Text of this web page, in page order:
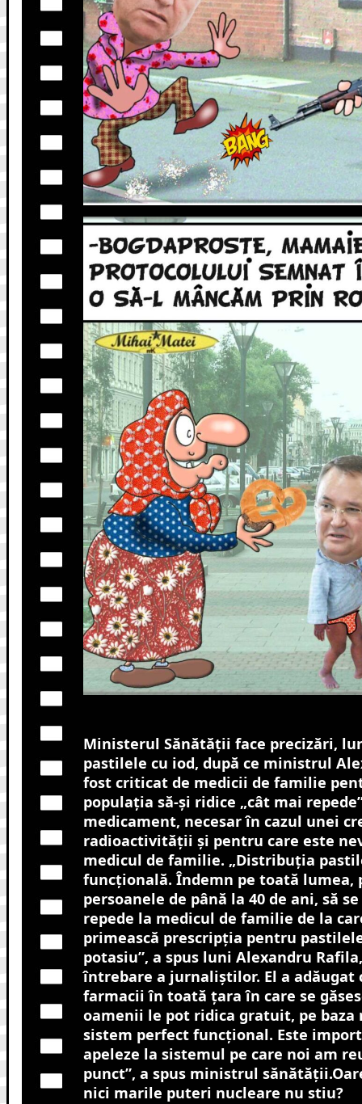
Ministerul Sănătății face precizări,
pastilele cu iod, după ce ministrul
fost criticat de medicii de familie
populația să-și ridice „cât mai
medicament, necesar în cazul unei
radioactivității și pentru care este
medicul de familie. „Distribuția
funcțională. Îndemn pe toată lumea,
persoanele de până la 40 de ani, să
repede la medicul de familie de la
primească prescripția pentru
potasiu”, a spus luni Alexandru
întrebare a jurnaliștilor. El a adăugat
farmacii în toată țara în care se
oamenii le pot ridica gratuit, pe baza
sistem perfect funcțional. Este
apeleze la sistemul pe care noi am
punct”, a spus ministrul
nici marile puteri nucleare nu stiu?